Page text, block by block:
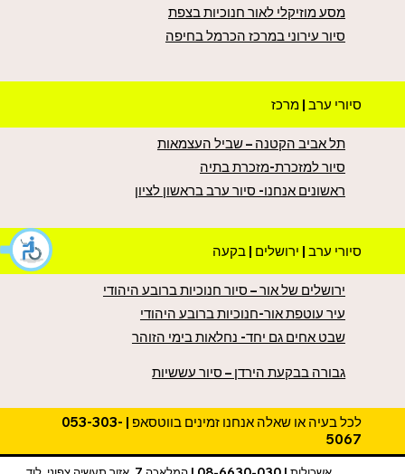
מסע מוזיקלי לאור חנוכיות בצפת
סיור עירוני במרכז הכרמל בחיפה
סיורי ערב | מרכז
תל אביב הקטנה – שביל העצמאות
סיור למזכרת-מזכרת בתיה
ראשונים אנחנו- סיור ערב בראשון לציון
סיורי ערב | ירושלים | בקעה
ירושלים של אור – סיור חנוכיות ברובע היהודי
עיר עוטפת אור-חנוכיות ברובע היהודי
שבט אחים גם יחד- נחלאות בימי הזוהר
גבורה בבקעת הירדן – סיור עששיות
לכל בעיה או שאלה אנחנו זמינים בווטסאפ | ⁦053-303-
5067⁩